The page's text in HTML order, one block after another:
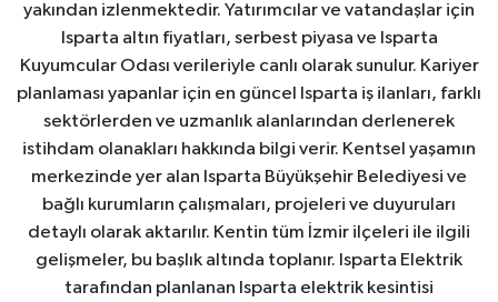
yakından izlenmektedir. Yatırımcılar ve vatandaşlar için
Isparta altın fiyatları, serbest piyasa ve Isparta
Kuyumcular Odası verileriyle canlı olarak sunulur. Kariyer
planlaması yapanlar için en güncel Isparta iş ilanları, farklı
sektörlerden ve uzmanlık alanlarından derlenerek
istihdam olanakları hakkında bilgi verir. Kentsel yaşamın
merkezinde yer alan Isparta Büyükşehir Belediyesi ve
bağlı kurumların çalışmaları, projeleri ve duyuruları
detaylı olarak aktarılır. Kentin tüm İzmir ilçeleri ile ilgili
gelişmeler, bu başlık altında toplanır. Isparta Elektrik
tarafından planlanan Isparta elektrik kesintisi